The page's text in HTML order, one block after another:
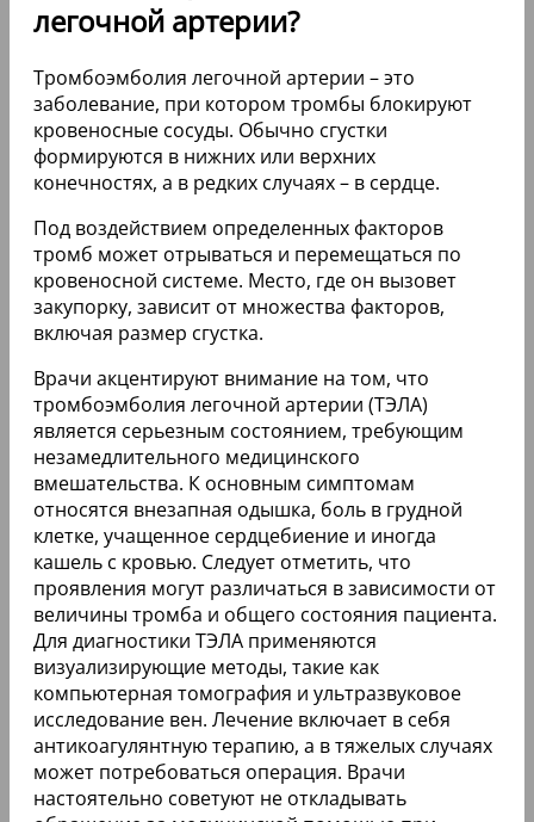
легочной артерии?
Тромбоэмболия легочной артерии – это
заболевание, при котором тромбы блокируют
кровеносные сосуды. Обычно сгустки
формируются в нижних или верхних
конечностях, а в редких случаях – в сердце.
Под воздействием определенных факторов
тромб может отрываться и перемещаться по
кровеносной системе. Место, где он вызовет
закупорку, зависит от множества факторов,
включая размер сгустка.
Врачи акцентируют внимание на том, что
тромбоэмболия легочной артерии (ТЭЛА)
является серьезным состоянием, требующим
незамедлительного медицинского
вмешательства. К основным симптомам
относятся внезапная одышка, боль в грудной
клетке, учащенное сердцебиение и иногда
кашель с кровью. Следует отметить, что
проявления могут различаться в зависимости от
величины тромба и общего состояния пациента.
Для диагностики ТЭЛА применяются
визуализирующие методы, такие как
компьютерная томография и ультразвуковое
исследование вен. Лечение включает в себя
антикоагулянтную терапию, а в тяжелых случаях
может потребоваться операция. Врачи
настоятельно советуют не откладывать